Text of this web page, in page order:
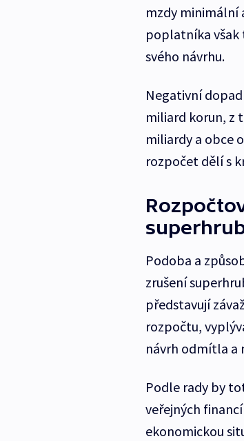
mzdy minimální
poplatníka však
svého návrhu.
Negativní
miliard korun, z
miliardy a obce
rozpočet dělí s
Podoba a
zrušení
představují
rozpočtu,
návrh odmítla a
Podle rady by
veřejných
ekonomickou